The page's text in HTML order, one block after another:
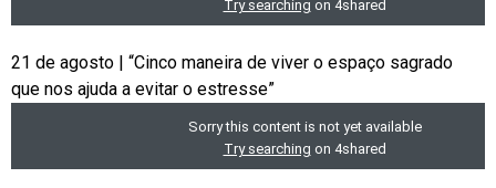
21 de agosto | “Cinco maneira de viver o espaço sagrado
que nos ajuda a evitar o estresse”